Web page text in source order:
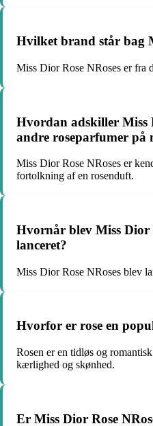
Hvilket brand står bag
Miss Dior Rose NRoses er fra
Hvordan adskiller Miss
andre roseparfumer på
Miss Dior Rose NRoses er
fortolkning af en rosenduft.
Hvornår blev Miss Dior
lanceret?
Miss Dior Rose NRoses blev
Hvorfor er rose en
Rosen er en tidløs og
kærlighed og skønhed.
Er Miss Dior Rose